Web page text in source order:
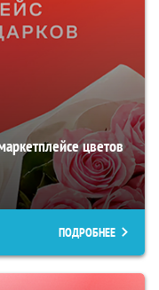
цветов
ПОДРОБНЕЕ